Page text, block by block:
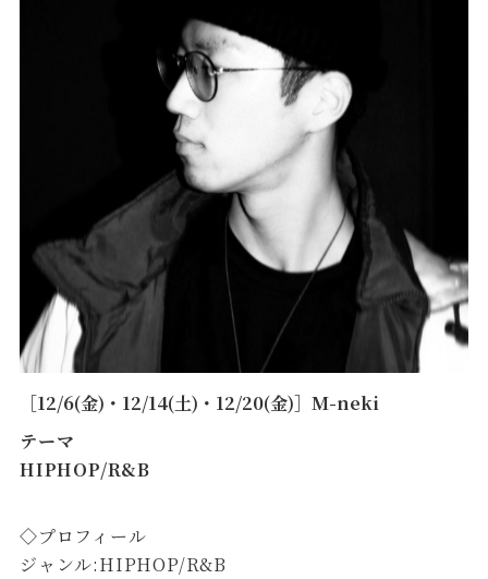
［12/6(金)・12/14(土)・12/20(金)］M-neki
テーマ
HIPHOP/R&B
◇プロフィール
ジャンル:HIPHOP/R&B